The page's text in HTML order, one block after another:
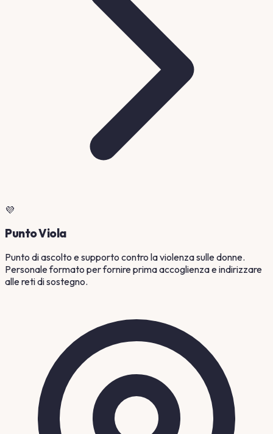
💜
Punto Viola
Punto di ascolto e supporto contro la violenza sulle donne.
Personale formato per fornire prima accoglienza e indirizzare
alle reti di sostegno.